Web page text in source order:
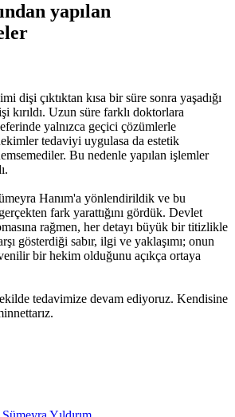
yapılan
dişi çıktıktan kısa bir süre sonra yaşadığı
kırıldı. Uzun süre farklı doktorlara
yalnızca geçici çözümlerle
tedaviyi uygulasa da estetik
Bu nedenle yapılan işlemler
Hanım'a yönlendirildik ve bu
fark yarattığını gördük. Devlet
rağmen, her detayı büyük bir titizlikle
gösterdiği sabır, ilgi ve yaklaşımı; onun
bir hekim olduğunu açıkça ortaya
tedavimize devam ediyoruz. Kendisine